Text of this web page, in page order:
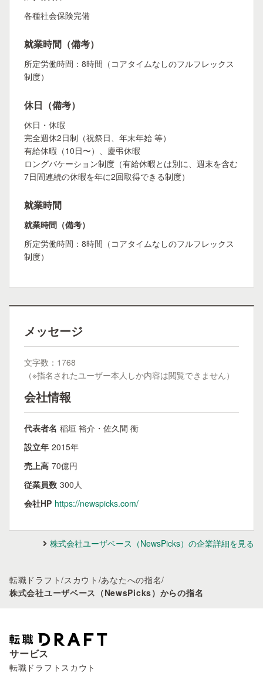
各種社会保険完備
就業時間（備考）
所定労働時間：8時間（コアタイムなしのフルフレックス
制度）
休日（備考）
休日・休暇
完全週休2日制（祝祭日、年末年始 等）
有給休暇（10日〜）、慶弔休暇
ロングバケーション制度（有給休暇とは別に、週末を含む
7日間連続の休暇を年に2回取得できる制度）
就業時間
就業時間（備考）
所定労働時間：8時間（コアタイムなしのフルフレックス
制度）
メッセージ
文字数：1768
（※指名されたユーザー本人しか内容は閲覧できません）
会社情報
代表者名 稲垣 裕介・佐久間 衡
設立年 2015年
売上高 70億円
従業員数 300人
会社HP https://newspicks.com/
株式会社ユーザベース（NewsPicks）の企業詳細を見る
転職ドラフト/スカウト /あなたへの指名/
株式会社ユーザベース（NewsPicks）からの指名
サービス
転職ドラフトスカウト